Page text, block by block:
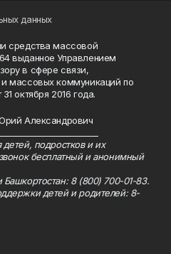
данных
средства массовой
выданное Управлением
в сфере связи,
массовых коммуникаций по
октября 2016 года.
Александрович
подростков и их
бесплатный и анонимный
8 (800) 700-01-83.
детей и родителей: 8-